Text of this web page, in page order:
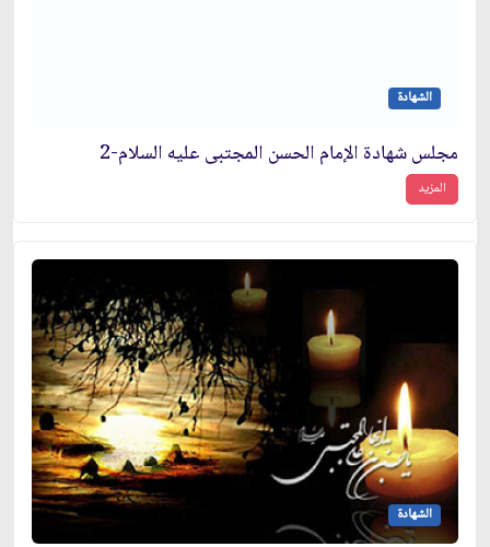
الشهادة
مجلس شهادة الإمام الحسن المجتبى عليه السلام-2
المزيد
الشهادة